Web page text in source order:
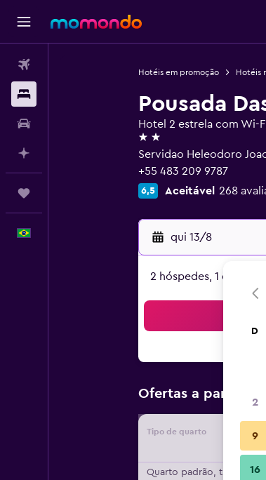
Hotéis em promoção Hotéis
Pousada
Hotel 2 estrela com Wi-
2 estrelas
Servidao Heleodoro
+55 483 209 9787
6,5 Aceitável 268
qui 13/8
2 hóspedes, 1 quarto
Ofertas a partir de
Tipo de quarto
Quarto padrão, tipo
D
2
9
16